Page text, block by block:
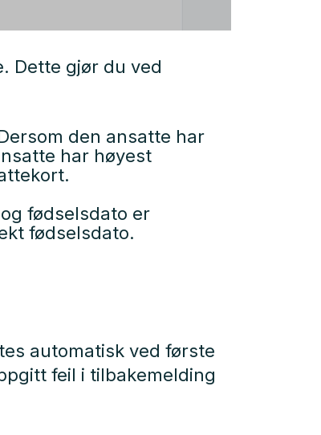
Dette gjør du ved
den ansatte har
har høyest
fødselsdato er
fødselsdato.
automatisk ved første
feil i tilbakemelding